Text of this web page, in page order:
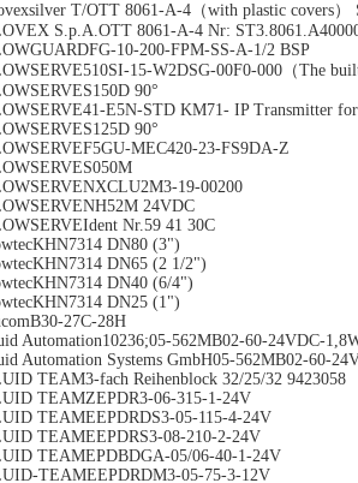
T/OTT 8061-A-4（with plastic covers）
S.p.A.OTT 8061-A-4 Nr:
10-200-FPM-SS-A-1/2 BSP
15-W2DSG-00F0-000（The
90°
E5N-STD KM71- IP Transmitter for
90°
MEC420-23-FS9DA-Z
19-00200
24VDC
Nr.59 41 30C
DN80 (3")
DN65 (2 1/2")
DN40 (6/4")
DN25 (1")
27C-28H
Automation10236;05-562MB02-60-24VDC-
Automation Systems GmbH05-562MB02-60-
TEAM3-fach Reihenblock 32/25/32 9423058
TEAMZEPDR3-06-315-1-24V
TEAMEEPDRDS3-05-115-4-24V
TEAMEEPDRS3-08-210-2-24V
TEAMEPDBDGA-05/06-40-1-24V
TEAMEEPDRDM3-05-75-3-12V